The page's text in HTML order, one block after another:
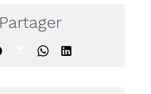
Partager